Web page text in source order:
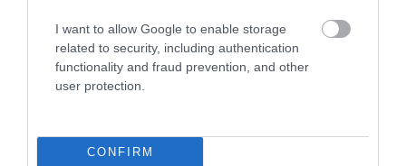
I want to allow Google to enable storage
related to security, including authentication
functionality and fraud prevention, and other
user protection.
CONFIRM
PRONEWS.GR /GOOD LIFE
Το λάθος που κάνουν σχεδόν όλοι όταν
αποθηκεύουν σημαντικά έγγραφα στο
08.08.2026 | 18:36